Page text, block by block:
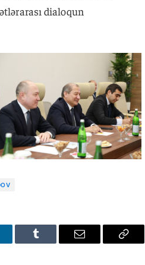
dialoqun
Tumblr Email
Copy